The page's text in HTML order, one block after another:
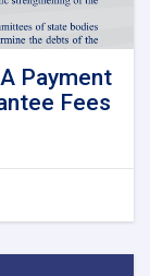
Payment
Fees